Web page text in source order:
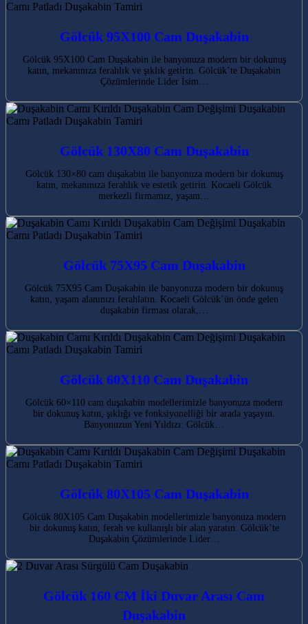
Gölcük 95X100 Cam Duşakabin
Gölcük 95X100 Cam Duşakabin ile banyonuza modern bir dokunuş
katın, mekanınıza ferahlık ve şıklık getirin. Gölcük’te Duşakabin
Çözümlerinde Lider İsim…
Gölcük 130X80 Cam Duşakabin
Gölcük 130×80 cam duşakabin ile banyonuza modern bir dokunuş
katın, mekanınıza ferahlık ve estetik getirin. Kocaeli Gölcük
merkezli firmamız, yaşam…
Gölcük 75X95 Cam Duşakabin
Gölcük 75X95 Cam Duşakabin ile banyonuza modern bir dokunuş
katın, yaşam alanınızı ferahlatın. Kocaeli Gölcük’ün önde gelen
duşakabin firması olarak,…
Gölcük 60X110 Cam Duşakabin
Gölcük 60×110 cam duşakabin modellerimizle banyonuza modern
bir dokunuş katın, şıklığı ve fonksiyonelliği bir arada yaşayın.
Banyonuzun Yeni Yıldızı: Gölcük…
Gölcük 80X105 Cam Duşakabin
Gölcük 80X105 Cam Duşakabin modellerimizle banyonuza modern
bir dokunuş katın, ferah ve kullanışlı bir alan yaratın. Gölcük’te
Duşakabin Çözümlerinde Lider…
Gölcük 160 CM İki Duvar Arası Cam
Duşakabin